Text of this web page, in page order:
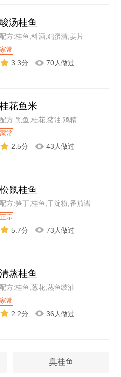
酸汤桂鱼
配方:桂鱼,料酒,鸡蛋清,姜片
家常
3.3分 70人做过
桂花鱼米
配方:黑鱼,桂花,猪油,鸡精
家常
2.5分 43人做过
松鼠桂鱼
配方:笋丁,桂鱼,干淀粉,番茄酱
正宗
5.7分 73人做过
清蒸桂鱼
配方:桂鱼,葱花,蒸鱼豉油
家常
2.2分 36人做过
臭桂鱼